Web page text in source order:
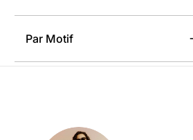
Par Motif